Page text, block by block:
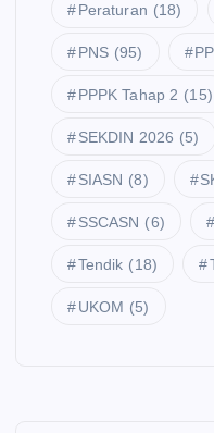
Peraturan (18)
PNS (95)
PPPK Tahap 2 (15)
SEKDIN 2026 (5)
SIASN (8)
SSCASN (6)
Tendik (18)
UKOM (5)